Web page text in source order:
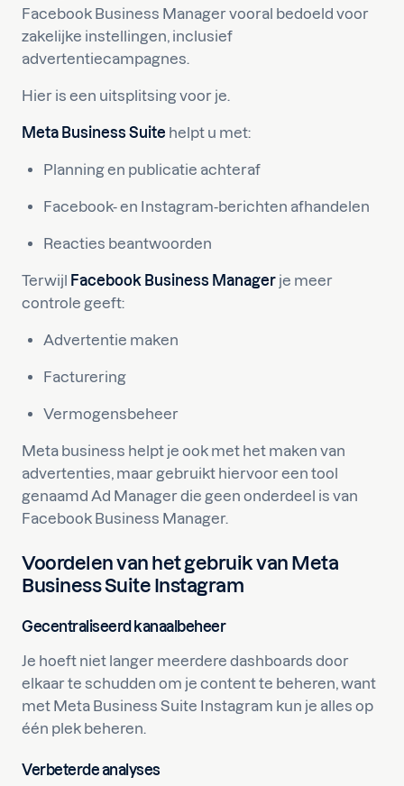
Facebook Business Manager vooral bedoeld voor
zakelijke instellingen, inclusief
advertentiecampagnes.
Hier is een uitsplitsing voor je.
Meta Business Suite helpt u met:
Planning en publicatie achteraf
Facebook- en Instagram-berichten afhandelen
Reacties beantwoorden
Terwijl Facebook Business Manager je meer
controle geeft:
Advertentie maken
Facturering
Vermogensbeheer
Meta business helpt je ook met het maken van
advertenties, maar gebruikt hiervoor een tool
genaamd Ad Manager die geen onderdeel is van
Facebook Business Manager.
Voordelen van het gebruik van Meta
Business Suite Instagram
Gecentraliseerd kanaalbeheer
Je hoeft niet langer meerdere dashboards door
elkaar te schudden om je content te beheren, want
met Meta Business Suite Instagram kun je alles op
één plek beheren.
Verbeterde analyses